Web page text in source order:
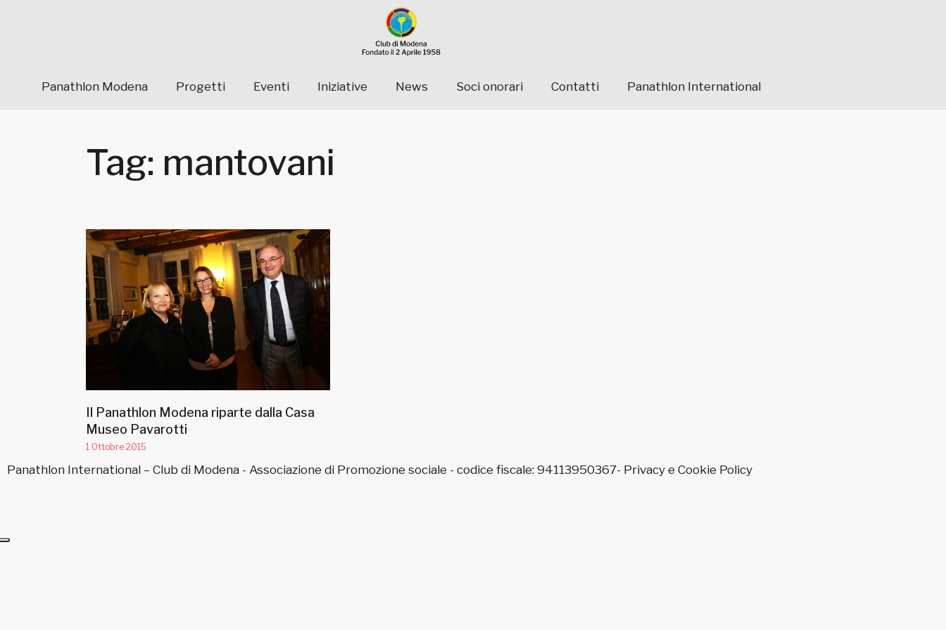
Panathlon Modena Progetti Eventi Iniziative News Soci onorari Contatti Panathlon International
Tag: mantovani
Il Panathlon Modena riparte dalla Casa
Museo Pavarotti
1 Ottobre 2015
Panathlon International – Club di Modena - Associazione di Promozione sociale - codice fiscale: 94113950367- Privacy e Cookie Policy